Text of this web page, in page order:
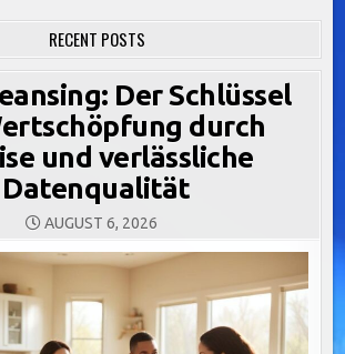
RECENT POSTS
Der Schlüssel
durch
und verlässliche
Datenqualität
AUGUST 6, 2026